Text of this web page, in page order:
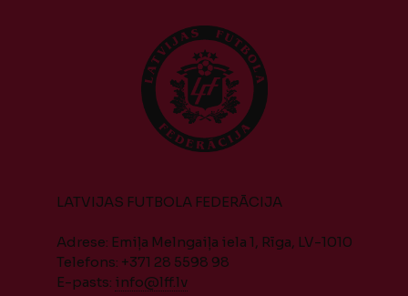
LATVIJAS FUTBOLA FEDERĀCIJA
Adrese: Emiļa Melngaiļa iela 1, Rīga, LV-1010
Telefons: +371 28 5598 98
E-pasts: info@lff.lv